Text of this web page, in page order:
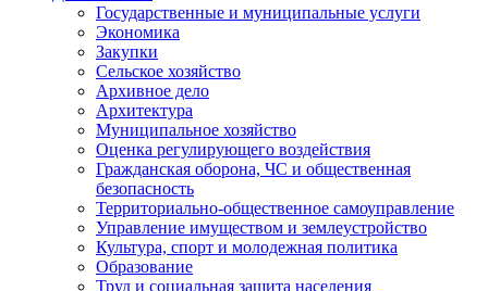
Государственные и муниципальные услуги
Экономика
Закупки
Сельское хозяйство
Архивное дело
Архитектура
Муниципальное хозяйство
Оценка регулирующего воздействия
Гражданская оборона, ЧС и общественная
безопасность
Территориально-общественное самоуправление
Управление имуществом и землеустройство
Культура, спорт и молодежная политика
Образование
Труд и социальная защита населения